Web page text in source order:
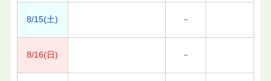
8/15(土) －
8/16(日) －